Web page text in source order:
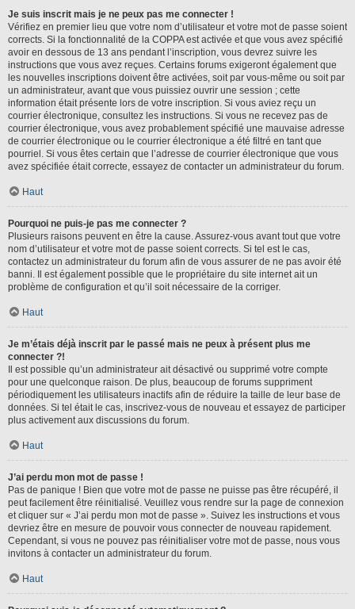
Je suis inscrit mais je ne peux pas me connecter !
Vérifiez en premier lieu que votre nom d’utilisateur et votre mot de passe soient
corrects. Si la fonctionnalité de la COPPA est activée et que vous avez spécifié
avoir en dessous de 13 ans pendant l’inscription, vous devrez suivre les
instructions que vous avez reçues. Certains forums exigeront également que
les nouvelles inscriptions doivent être activées, soit par vous-même ou soit par
un administrateur, avant que vous puissiez ouvrir une session ; cette
information était présente lors de votre inscription. Si vous aviez reçu un
courrier électronique, consultez les instructions. Si vous ne recevez pas de
courrier électronique, vous avez probablement spécifié une mauvaise adresse
de courrier électronique ou le courrier électronique a été filtré en tant que
pourriel. Si vous êtes certain que l’adresse de courrier électronique que vous
avez spécifiée était correcte, essayez de contacter un administrateur du forum.
Haut
Pourquoi ne puis-je pas me connecter ?
Plusieurs raisons peuvent en être la cause. Assurez-vous avant tout que votre
nom d’utilisateur et votre mot de passe soient corrects. Si tel est le cas,
contactez un administrateur du forum afin de vous assurer de ne pas avoir été
banni. Il est également possible que le propriétaire du site internet ait un
problème de configuration et qu’il soit nécessaire de la corriger.
Haut
Je m’étais déjà inscrit par le passé mais ne peux à présent plus me
connecter ?!
Il est possible qu’un administrateur ait désactivé ou supprimé votre compte
pour une quelconque raison. De plus, beaucoup de forums suppriment
périodiquement les utilisateurs inactifs afin de réduire la taille de leur base de
données. Si tel était le cas, inscrivez-vous de nouveau et essayez de participer
plus activement aux discussions du forum.
Haut
J’ai perdu mon mot de passe !
Pas de panique ! Bien que votre mot de passe ne puisse pas être récupéré, il
peut facilement être réinitialisé. Veuillez vous rendre sur la page de connexion
et cliquer sur « J’ai perdu mon mot de passe ». Suivez les instructions et vous
devriez être en mesure de pouvoir vous connecter de nouveau rapidement.
Cependant, si vous ne pouvez pas réinitialiser votre mot de passe, nous vous
invitons à contacter un administrateur du forum.
Haut